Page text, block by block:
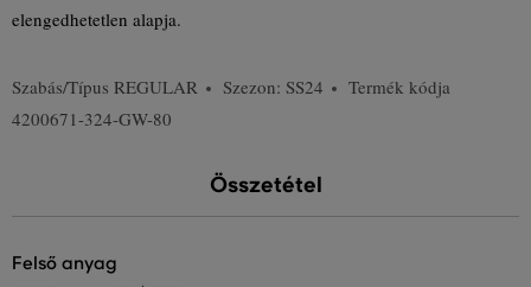
elengedhetetlen alapja.
Szabás/Típus REGULAR Szezon: SS24
Termék kódja
4200671-324-GW-80
Összetétel
felső anyag